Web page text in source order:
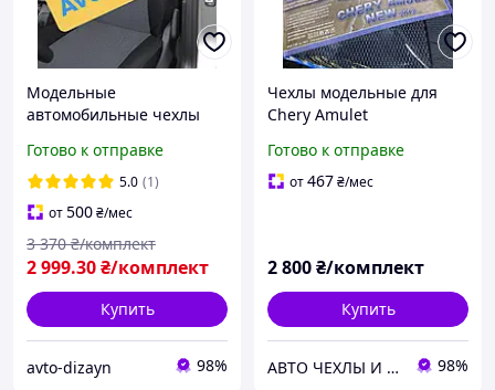
Модельные
автомобильные чехлы
(1996-2010)
Готово к отправке
5.0 (1)
от500₴/мес
2 999.30₴/комплект
3 370 ₴/комплект
Купить
avto-dizayn 98%
Чехлы модельные для
Chery Amulet
Готово к отправке
от467₴/мес
2 800₴/комплект
Купить
АВТО ЧЕХЛЫ И АКСЕССУАРЫ 98%